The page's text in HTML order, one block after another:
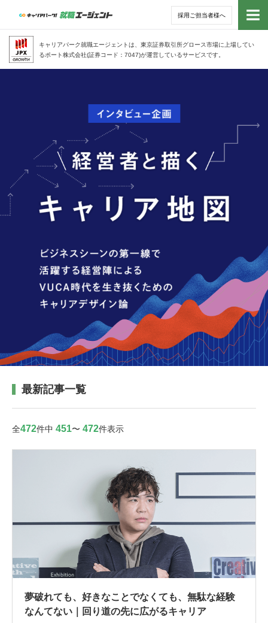
採用ご担当者様へ
キャリアパーク就職エージェントは、東京証券取引所グロース市場に上場してい
るポート株式会社(証券コード：7047)が運営しているサービスです。
トッ
の指針を説くインタビュー企画
よるVUCA時代を生き抜くためのキャリアデ
最新記事一覧
全472件中 451〜 472件表示
夢破れても、好きなことでなくても、無駄な経験
なんてない｜回り道の先に広がるキャリア